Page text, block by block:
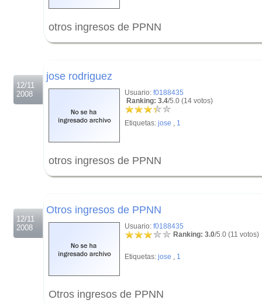
otros ingresos de PPNN
12/11
2008
jose rodriguez
Usuario: f0188435
Ranking: 3.4/5.0 (14 votos)
Etiquetas: jose , 1
otros ingresos de PPNN
12/11
2008
Otros ingresos de PPNN
Usuario: f0188435
Ranking: 3.0/5.0 (11 votos)
Etiquetas: jose , 1
Otros ingresos de PPNN